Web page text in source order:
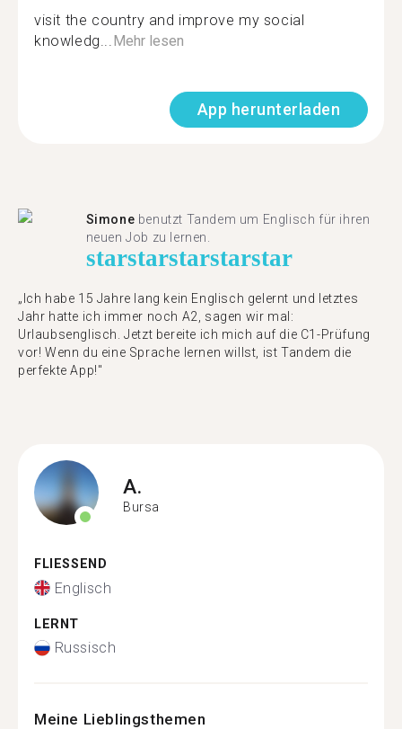
visit the country and improve my social
knowledg...Mehr lesen
App herunterladen
Simone benutzt Tandem um Englisch für ihren
neuen Job zu lernen.
starstarstarstarstar
„Ich habe 15 Jahre lang kein Englisch gelernt und letztes
Jahr hatte ich immer noch A2, sagen wir mal:
Urlaubsenglisch. Jetzt bereite ich mich auf die C1-Prüfung
vor! Wenn du eine Sprache lernen willst, ist Tandem die
perfekte App!"
A.
Bursa
FLIESSEND
Englisch
LERNT
Russisch
Meine Lieblingsthemen